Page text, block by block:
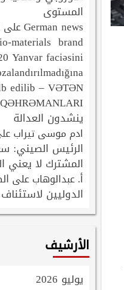
المستوى
German newsعلى
materials brand
Yanvar faciəsini
edilib – VƏTƏN
QƏHRƏMANLARI
ينشدون العدالة
ادم موسى تيراب
الرئيس الصيني:
المشترك لا يعني
أ. عبدالوهابعلى
الدوليين
الأرشيف
يوليو 2026